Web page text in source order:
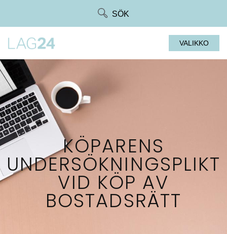
SÖK
VALIKKO
KÖPARENS
UNDERSÖKNINGSPLIKT
VID KÖP AV
BOSTADSRÄTT